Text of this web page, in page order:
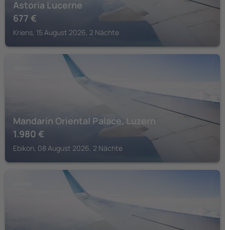
Astoria Lucerne
677 €
Kriens, 15 August 2026, 2 Nächte
Mandarin Oriental Palace, Luzern
1.980 €
Ebikon, 08 August 2026, 2 Nächte